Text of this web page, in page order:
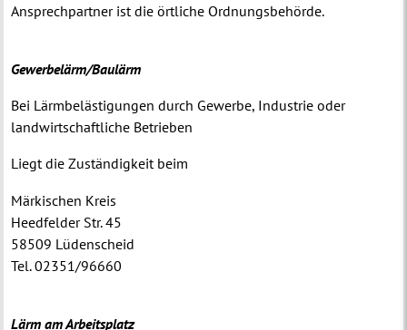
Ansprechpartner ist die örtliche Ordnungsbehörde.
Gewerbelärm/Baulärm
Bei Lärmbelästigungen durch Gewerbe, Industrie oder
landwirtschaftliche Betrieben
Liegt die Zuständigkeit beim
Märkischen Kreis
Heedfelder Str. 45
58509 Lüdenscheid
Tel. 02351/96660
Lärm am Arbeitsplatz